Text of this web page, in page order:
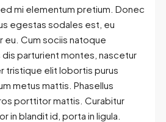
mi elementum pretium. Donec
egestas sodales est, eu
eu. Cum sociis natoque
parturient montes, nascetur
tristique elit lobortis purus
metus mattis. Phasellus
porttitor mattis. Curabitur
in blandit id, porta in ligula.